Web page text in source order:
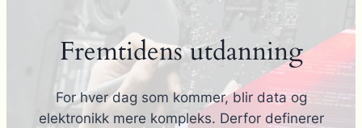
Fremtidens utdanning
For hver dag som kommer, blir data og
elektronikk mere kompleks. Derfor definerer